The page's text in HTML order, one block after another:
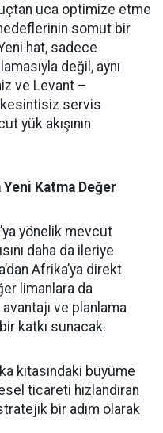
uca optimize etme
hedeflerinin somut bir
hat, sadece
değil, aynı
ve Levant –
kesintisiz servis
yük akışının
Yeni Katma Değer
yönelik mevcut
daha da ileriye
Afrika’ya direkt
limanlara da
ve planlama
katkı sunacak.
kıtasındaki büyüme
ticareti hızlandıran
bir adım olarak